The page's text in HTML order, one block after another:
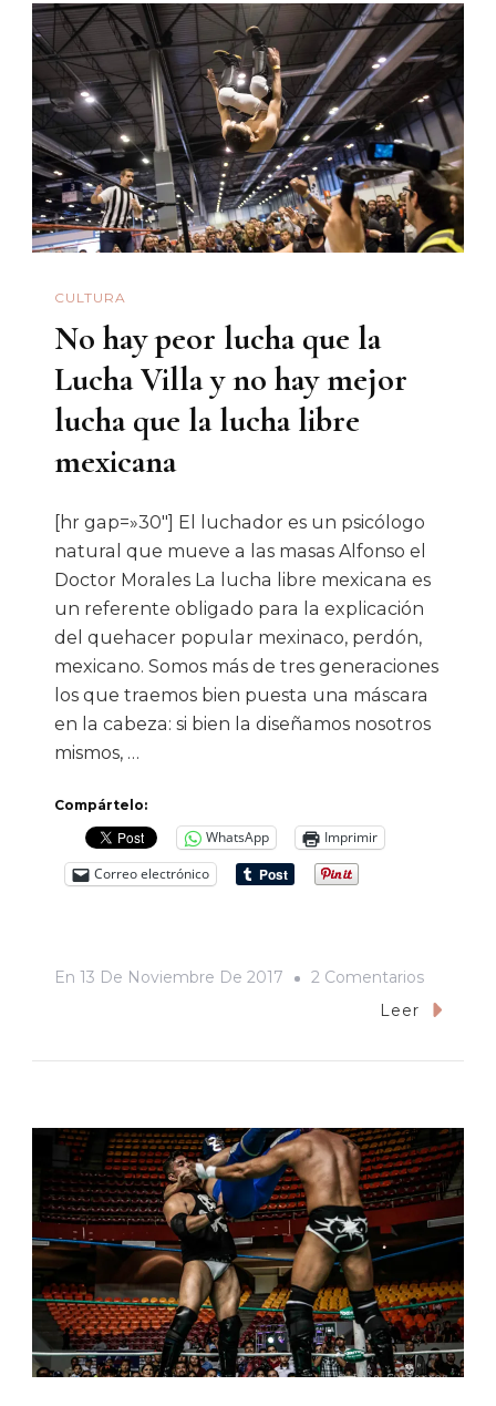
Sagrada
CULTURA
No hay peor lucha que la
Lucha Villa y no hay mejor
lucha que la lucha libre
mexicana
[hr gap=»30″] El luchador es un psicólogo
natural que mueve a las masas Alfonso el
Doctor Morales La lucha libre mexicana es
un referente obligado para la explicación
del quehacer popular mexinaco, perdón,
mexicano. Somos más de tres generaciones
los que traemos bien puesta una máscara
en la cabeza: si bien la diseñamos nosotros
mismos, …
Compártelo:
WhatsApp
Imprimir
Correo electrónico
En 13 De Noviembre De 2017 2 ComentariosEn
No
Que
La
Lucha
Villa
No
Hay
Mejor
Leer